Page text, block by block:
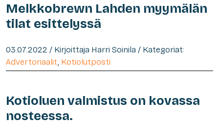
Melkkobrewn Lahden myymälän
tilat esittelyssä
03.07.2022 / Kirjoittaja Harri Soinila / Kategoriat:
Advertoriaalit, Kotiolutposti
Kotioluen valmistus on kovassa
nosteessa.